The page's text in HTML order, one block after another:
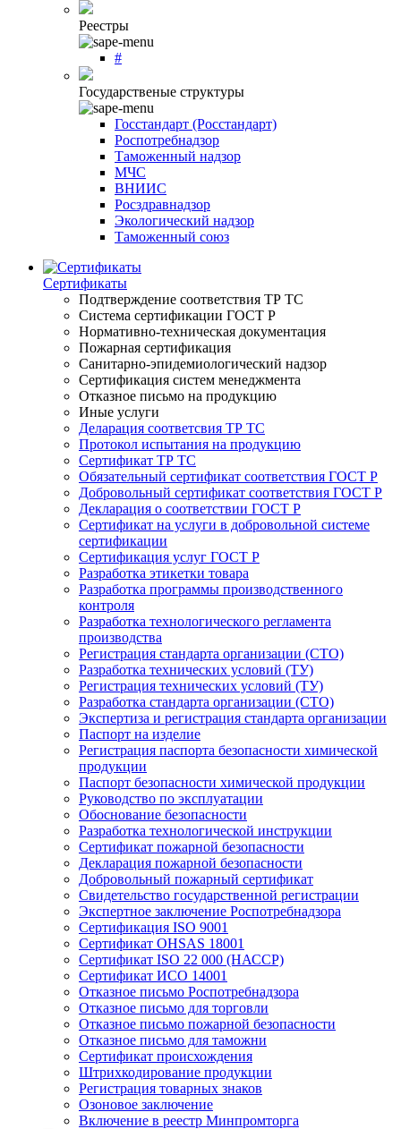
Реестры
#
Государственые структуры
Госстандарт (Росстандарт)
Роспотребнадзор
Таможенный надзор
МЧС
ВНИИС
Росздравнадзор
Экологический надзор
Таможенный союз
Сертификаты
Подтверждение соответствия ТР ТС
Система сертификации ГОСТ Р
Нормативно-техническая документация
Пожарная сертификация
Санитарно-эпидемиологический надзор
Сертификация систем менеджмента
Отказное письмо на продукцию
Иные услуги
Деларация соответсвия ТР ТС
Протокол испытания на продукцию
Сертификат ТР ТС
Обязательный сертификат соответствия ГОСТ Р
Добровольный сертификат соответствия ГОСТ Р
Декларация о соответствии ГОСТ Р
Сертификат на услуги в добровольной системе
сертификации
Сертификация услуг ГОСТ Р
Разработка этикетки товара
Разработка программы производственного
контроля
Разработка технологического регламента
производства
Регистрация стандарта организации (СТО)
Разработка технических условий (ТУ)
Регистрация технических условий (ТУ)
Разработка стандарта организации (СТО)
Экспертиза и регистрация стандарта организации
Паспорт на изделие
Регистрация паспорта безопасности химической
продукции
Паспорт безопасности химической продукции
Руководство по эксплуатации
Обоснование безопасности
Разработка технологической инструкции
Сертификат пожарной безопасности
Декларация пожарной безопасности
Добровольный пожарный сертификат
Свидетельство государственной регистрации
Экспертное заключение Роспотребнадзора
Сертификация ISO 9001
Сертификат OHSAS 18001
Сертификат ISO 22 000 (НАССР)
Сертификат ИСО 14001
Отказное письмо Роспотребнадзора
Отказное письмо для торговли
Отказное письмо пожарной безопасности
Отказное письмо для таможни
Сертификат происхождения
Штрихкодирование продукции
Регистрация товарных знаков
Озоновое заключение
Включение в реестр Минпромторга